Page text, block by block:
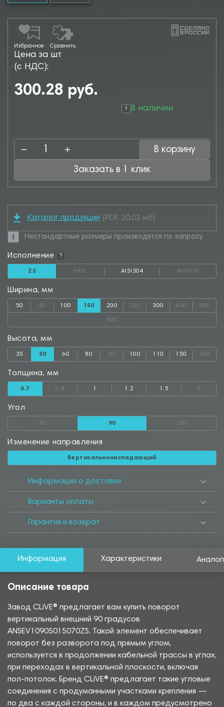
Избранное Сравнить
Цена за шт
(с НДС):
300.28 руб.
В наличии
i
В корзину
Заказать в 1 клик
Каталог продукции (PDF, 20.02 мб)
Нестандартные размеры производятся по запросу
Исполнение ?
ZS HDZ AISI304 AISI316
Ширина, мм
50 80 100 150 200 250 300 400 500
600
Высота, мм
35 50 60 80 85 100 110 150 200
Толщина, мм
0.7 0.8 1.2 1.5 2
Угол
45 90 180
Изменение направления
Вертикальнониспадающий
Информация о доставке
Варианты оплаты
Гарантия и возврат
Информация Характеристики
Описание товара
Завод CLiVE® предлагает вам купить поворот
вертикальный внешний 90 градусов
ANSEV10905015070ZS. Такой элемент обеспечивает
поворот без разворота под прямым углом,
используется в продолжении кабельной трассы в углах,
при переходах в вертикальной плоскости, включая
пол-потолок. Бренд CLiVE® предлагает такие угловые
соединения с продуманными участками крепления —
по два с каждой стороны, и в каждом предусмотрено